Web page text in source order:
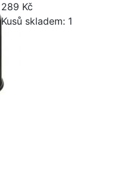
289 Kč
Kusů skladem: 1